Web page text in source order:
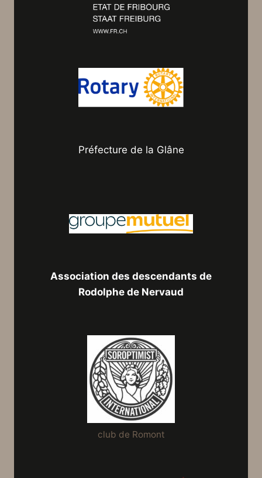
Préfecture de la Glâne
Association des descendants de
Rodolphe de Nervaud
club de Romont